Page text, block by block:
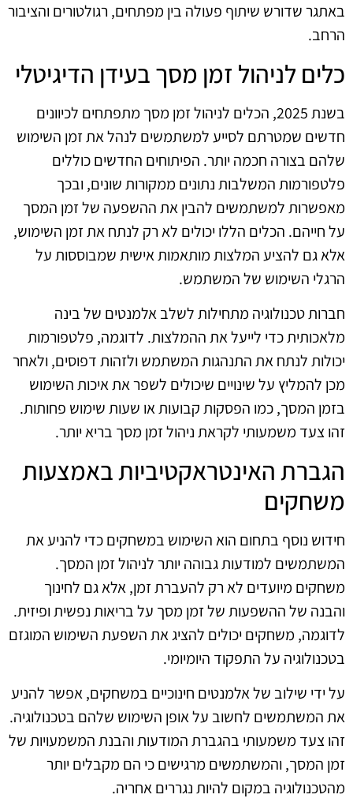
באתגר שדורש שיתוף פעולה בין מפתחים, רגולטורים והציבור
הרחב.
כלים לניהול זמן מסך בעידן הדיגיטלי
בשנת 2025, הכלים לניהול זמן מסך מתפתחים לכיוונים
חדשים שמטרתם לסייע למשתמשים לנהל את זמן השימוש
שלהם בצורה חכמה יותר. הפיתוחים החדשים כוללים
פלטפורמות המשלבות נתונים ממקורות שונים, ובכך
מאפשרות למשתמשים להבין את ההשפעה של זמן המסך
על חייהם. הכלים הללו יכולים לא רק לנתח את זמן השימוש,
אלא גם להציע המלצות מותאמות אישית שמבוססות על
הרגלי השימוש של המשתמש.
חברות טכנולוגיה מתחילות לשלב אלמנטים של בינה
מלאכותית כדי לייעל את ההמלצות. לדוגמה, פלטפורמות
יכולות לנתח את התנהגות המשתמש ולזהות דפוסים, ולאחר
מכן להמליץ על שינויים שיכולים לשפר את איכות השימוש
בזמן המסך, כמו הפסקות קבועות או שעות שימוש פחותות.
זהו צעד משמעותי לקראת ניהול זמן מסך בריא יותר.
הגברת האינטראקטיביות באמצעות
משחקים
חידוש נוסף בתחום הוא השימוש במשחקים כדי להניע את
המשתמשים למודעות גבוהה יותר לניהול זמן המסך.
משחקים מיועדים לא רק להעברת זמן, אלא גם לחינוך
והבנה של ההשפעות של זמן מסך על בריאות נפשית ופיזית.
לדוגמה, משחקים יכולים להציג את השפעת השימוש המוגזם
בטכנולוגיה על התפקוד היומיומי.
על ידי שילוב של אלמנטים חינוכיים במשחקים, אפשר להניע
את המשתמשים לחשוב על אופן השימוש שלהם בטכנולוגיה.
זהו צעד משמעותי בהגברת המודעות והבנת המשמעויות של
זמן המסך, והמשתמשים מרגישים כי הם מקבלים יותר
מהטכנולוגיה במקום להיות נגררים אחריה.